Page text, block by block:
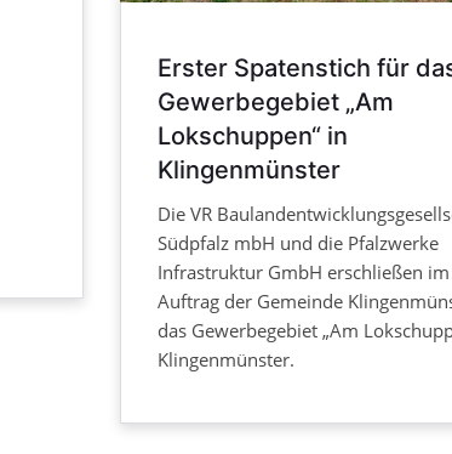
Erster Spatenstich für
Gewerbegebiet „Am
Lokschuppen“ in
Klingenmünster
Die VR
Südpfalz mbH und die Pfalzwerke
Infrastruktur GmbH erschließen im
Auftrag der Gemeinde
das Gewerbegebiet „Am
Klingenmünster.